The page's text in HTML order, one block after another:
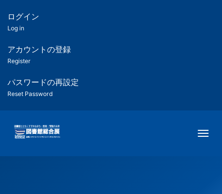
ツ
匿
名
ユ
ー
ー
用
メ
ログイン
Log in
アカウントの登録
Register
パスワードの再設定
Reset Password